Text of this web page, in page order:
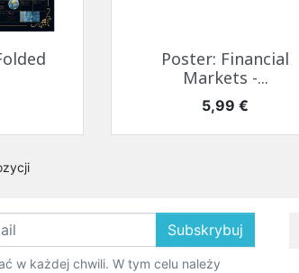
Szybki podgląd
Poster: Financial
Markets -...
Cena
5,99 €
Subskrybuj
w każdej chwili. W tym celu należy